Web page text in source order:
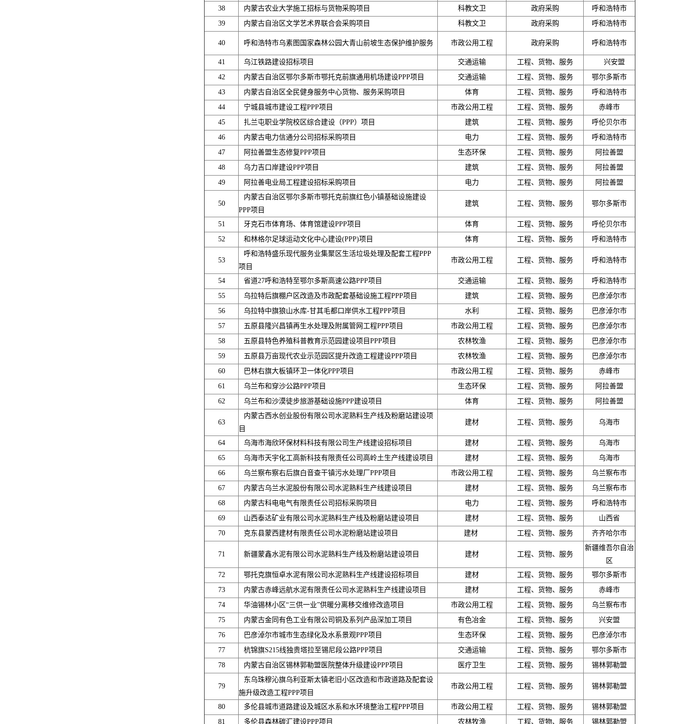
38
内蒙古农业大学施工招标与货物采购项目 科教文卫 政府采购
呼和浩特市
39
内蒙古自治区文学艺术界联合会采购项目 科教文卫 政府采购 呼和浩特市
40 呼和浩特市乌素图国家森林公园大青山前坡生态保护维护服务 市政公用工程 政府采购 呼和浩特市
41 乌江铁路建设招标项目 交通运输 工程、货物、服务
兴安盟
42
内蒙古自治区鄂尔多斯市鄂托克前旗通用机场建设PPP项目 交通运输 工程、货物、服务
鄂尔多斯市
43
内蒙古自治区全民健身服务中心货物、服务采购项目 体育 工程、货物、服务
呼和浩特市
44
宁城县城市建设工程PPP项目 市政公用工程 工程、货物、服务
赤峰市
45
扎兰屯职业学院校区综合建设（PPP）项目 建筑 工程、货物、服务
呼伦贝尔市
46
内蒙古电力信通分公司招标采购项目 电力 工程、货物、服务
呼和浩特市
47
阿拉善盟生态修复PPP项目 生态环保 工程、货物、服务
阿拉善盟
48
乌力吉口岸建设PPP项目 建筑 工程、货物、服务
阿拉善盟
49
阿拉善电业局工程建设招标采购项目 电力 工程、货物、服务 阿拉善盟
50
内蒙古自治区鄂尔多斯市鄂托克前旗红色小镇基础设施建设
PPP项目
建筑 工程、货物、服务 鄂尔多斯市
51 牙克石市体育场、体育馆建设PPP项目 体育 工程、货物、服务
呼伦贝尔市
52
和林格尔足球运动文化中心建设(PPP)项目 体育 工程、货物、服务 呼和浩特市
53
呼和浩特盛乐现代服务业集聚区生活垃圾处理及配套工程PPP
项目
市政公用工程 工程、货物、服务 呼和浩特市
54 省道27呼和浩特至鄂尔多斯高速公路PPP项目 交通运输 工程、货物、服务
呼和浩特市
55
乌拉特后旗棚户区改造及市政配套基础设施工程PPP项目 建筑 工程、货物、服务
巴彦淖尔市
56
乌拉特中旗狼山水库-甘其毛都口岸供水工程PPP项目 水利 工程、货物、服务
巴彦淖尔市
57
五原县隆兴昌镇再生水处理及附属管网工程PPP项目 市政公用工程 工程、货物、服务
巴彦淖尔市
58
五原县特色养殖科普教育示范园建设项目PPP项目 农林牧渔 工程、货物、服务
巴彦淖尔市
59
五原县万亩现代农业示范园区提升改造工程建设PPP项目 农林牧渔 工程、货物、服务
巴彦淖尔市
60
巴林右旗大板镇环卫一体化PPP项目 市政公用工程 工程、货物、服务
赤峰市
61
乌兰布和穿沙公路PPP项目 生态环保 工程、货物、服务
阿拉善盟
62
乌兰布和沙漠徒步旅游基础设施PPP建设项目 体育 工程、货物、服务 阿拉善盟
63
内蒙古西水创业股份有限公司水泥熟料生产线及粉磨站建设项
目
建材 工程、货物、服务 乌海市
64 乌海市海欣环保材料科技有限公司生产线建设招标项目 建材 工程、货物、服务
乌海市
65
乌海市天宇化工高新科技有限责任公司高岭土生产线建设项目 建材 工程、货物、服务
乌海市
66
乌兰察布察右后旗白音查干镇污水处理厂PPP项目 市政公用工程 工程、货物、服务
乌兰察布市
67
内蒙古乌兰水泥股份有限公司水泥熟料生产线建设项目 建材 工程、货物、服务
乌兰察布市
68
内蒙古科电电气有限责任公司招标采购项目 电力 工程、货物、服务
呼和浩特市
69
山西泰达矿业有限公司水泥熟料生产线及粉磨站建设项目 建材 工程、货物、服务
山西省
70
克东县蒙西建材有限责任公司水泥粉磨站建设项目 建材 工程、货物、服务 齐齐哈尔市
71 新疆蒙鑫水泥有限公司水泥熟料生产线及粉磨站建设项目 建材 工程、货物、服务
新疆维吾尔自治
区
72
鄂托克旗恒卓水泥有限公司水泥熟料生产线建设招标项目 建材 工程、货物、服务
鄂尔多斯市
73
内蒙古赤峰远航水泥有限责任公司水泥熟料生产线建设项目 建材 工程、货物、服务
赤峰市
74
华油锡林小区“三供一业”供暖分离移交维修改造项目 市政公用工程 工程、货物、服务
乌兰察布市
75
内蒙古金同有色工业有限公司铜及系列产品深加工项目 有色冶金 工程、货物、服务
兴安盟
76
巴彦淖尔市城市生态绿化及水系景观PPP项目 生态环保 工程、货物、服务
巴彦淖尔市
77
杭锦旗S215线独贵塔拉至锡尼段公路PPP项目 交通运输 工程、货物、服务
鄂尔多斯市
78
内蒙古自治区锡林郭勒盟医院整体升级建设PPP项目 医疗卫生 工程、货物、服务 锡林郭勒盟
79
东乌珠穆沁旗乌利亚斯太镇老旧小区改造和市政道路及配套设
施升级改造工程PPP项目
市政公用工程 工程、货物、服务 锡林郭勒盟
80 多伦县城市道路建设及城区水系和水环境整治工程PPP项目 市政公用工程 工程、货物、服务
锡林郭勒盟
81
多伦县森林碳汇建设PPP项目 农林牧渔 工程、货物、服务 锡林郭勒盟